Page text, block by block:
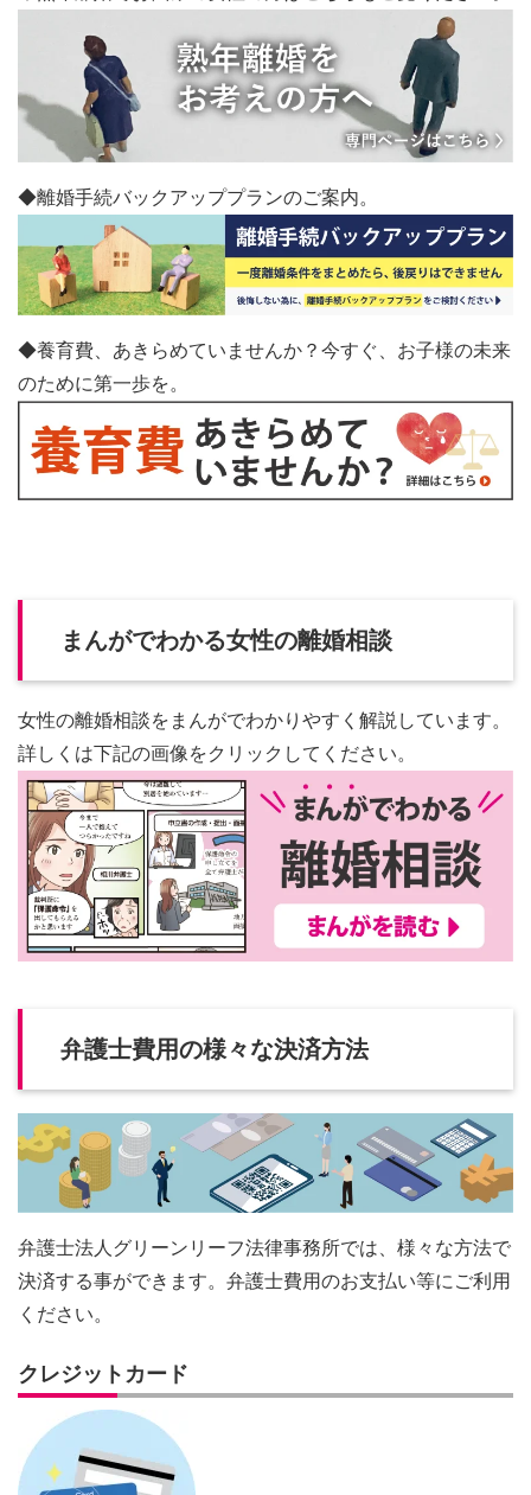
◆離婚手続バックアッププランのご案内。
◆養育費、あきらめていませんか？今すぐ、お子様の未来
のために第一歩を。
まんがでわかる女性の離婚相談
女性の離婚相談をまんがでわかりやすく解説しています。
詳しくは下記の画像をクリックしてください。
弁護士費用の様々な決済方法
弁護士法人グリーンリーフ法律事務所では、様々な方法で
決済する事ができます。弁護士費用のお支払い等にご利用
ください。
クレジットカード